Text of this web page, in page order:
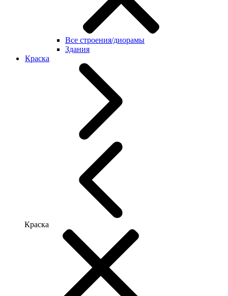
Все строения/диорамы
Здания
Краска
Краска